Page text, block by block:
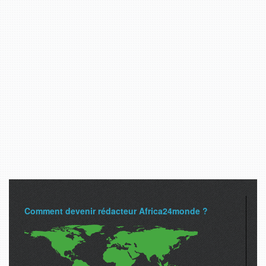
Comment devenir rédacteur Africa24monde ?